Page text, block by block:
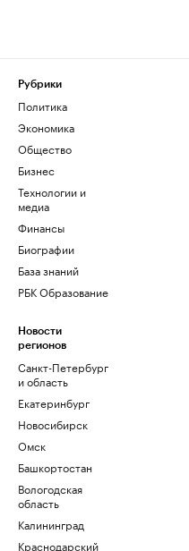
Рубрики
Политика
Экономика
Общество
Бизнес
Технологии и
медиа
Финансы
Биографии
База знаний
РБК Образование
Новости
регионов
Санкт-Петербург
и область
Екатеринбург
Новосибирск
Омск
Башкортостан
Вологодская
область
Калининград
Краснодарский